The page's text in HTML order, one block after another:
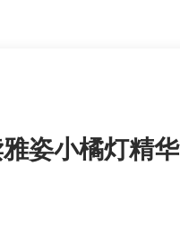
姿小橘灯精华